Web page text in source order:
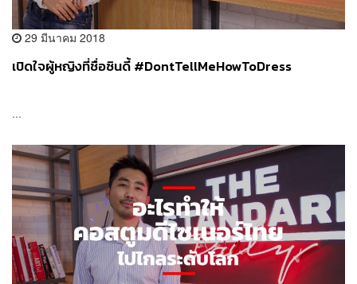
29 มีนาคม 2018
เปิดใจผู้หญิงที่ชื่อซินดี้ #DontTellMeHowToDress
...